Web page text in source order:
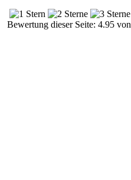
Bewertung dieser Seite: 4.95